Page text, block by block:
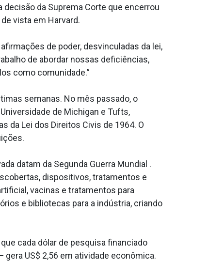
da Suprema Corte que encerrou
vista em Harvard.
de poder, desvinculadas da lei,
de abordar nossas deficiências,
como comunidade.”
semanas. No mês passado, o
de Michigan e Tufts,
da Lei dos Direitos Civis de 1964. O
datam da Segunda Guerra Mundial .
dispositivos, tratamentos e
vacinas e tratamentos para
e bibliotecas para a indústria, criando
cada dólar de pesquisa financiado
US$ 2,56 em atividade econômica.